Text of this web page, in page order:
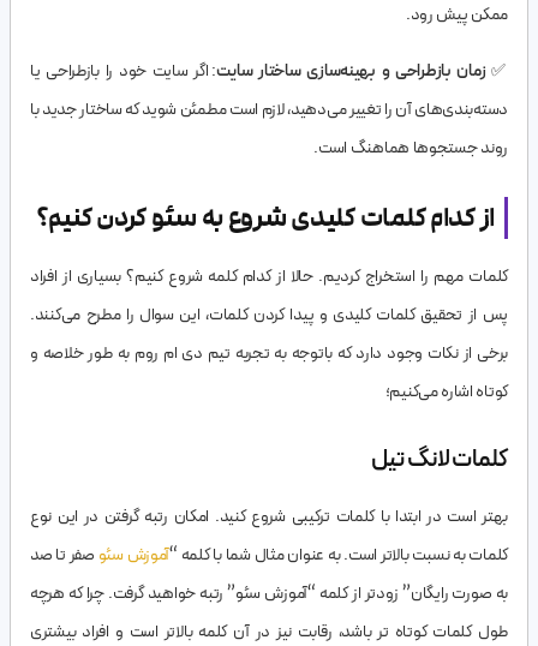
ممکن پیش رود.
✅ زمان بازطراحی و بهینه‌سازی ساختار سایت: اگر سایت خود را بازطراحی یا
دسته‌بندی‌های آن را تغییر می‌دهید، لازم است مطمئن شوید که ساختار جدید با
روند جستجوها هماهنگ است.
از کدام کلمات کلیدی شروع به سئو کردن کنیم؟
کلمات مهم را استخراج کردیم. حالا از کدام کلمه شروع کنیم؟ بسیاری از افراد
پس از تحقیق کلمات کلیدی و پیدا کردن کلمات، این سوال را مطرح می‌کنند.
برخی از نکات وجود دارد که باتوجه به تجربه تیم دی ام روم به طور خلاصه و
کوتاه اشاره می‌کنیم؛
کلمات لانگ تیل
بهتر است در ابتدا با کلمات ترکیبی شروع کنید. امکان رتبه گرفتن در این نوع
کلمات به نسبت بالاتر است. به عنوان مثال شما با کلمه “آموزش سئو صفر تا صد
به صورت رایگان” زودتر از کلمه “آموزش سئو” رتبه خواهید گرفت. چرا که هرچه
طول کلمات کوتاه تر باشد، رقابت نیز در آن کلمه بالاتر است و افراد بیشتری